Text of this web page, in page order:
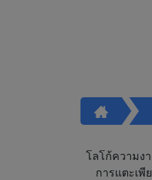
โลโก้ความง
การแตะเ